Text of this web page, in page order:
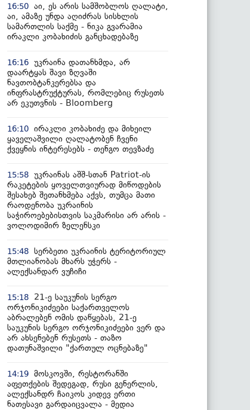
16:50 აი, ეს არის სამშობლოს ღალატი,
აი, ამაზე უნდა აღიძრას სისხლის
სამართლის საქმე - ნიკა გვარამია
ირაკლი კობახიძის განცხადებაზე
16:16 უკრაინა დათანხმდა, არ
დაარტყას შავი ზღვაში
ნავთობტანკერებსა და
ინფრასტრუქტურას, რომლებიც რუსეთს
არ ეკუთვნის - Bloomberg
16:10 ირაკლი კობახიძე და მიხეილ
ყაველაშვილი ღალატობენ ჩვენი
ქვეყნის ინტერესებს - თენგო თევზაძე
15:58 უკრაინას აშშ-სთან Patriot-ის
რაკეტების ყოველთვიურად მიწოდების
შესახებ შეთანხმება აქვს, თუმცა მათი
რაოდენობა უკრაინის
საჭიროებებისთვის საკმარისი არ არის -
ვოლოდიმირ ზელენსკი
15:48 სერბეთი უკრაინის ტერიტორიულ
მთლიანობას მხარს უჭერს -
ალექსანდარ ვუჩიჩი
15:18
21-ე საუკუნის სერგო
ორჯონიკიძეები საქართველოს
აბრალებენ ომის დაწყებას, 21-ე
საუკუნის სერგო ორჯონიკიძეები ვერ და
არ ახსენებენ რუსეთს - თაზო
დათუნაშვილი "ქართულ ოცნებაზე"
14:19 მოსკოვში, რესტორანში
აფეთქების შედეგად, რუსი გენერლის,
ალექსანდრ ჩაიკოს კიდევ ერთი
ნათესავი გარდაიცვალა - მედია